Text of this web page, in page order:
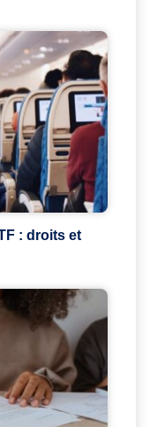
: droits et